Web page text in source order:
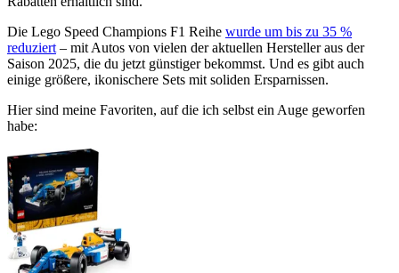
Die Lego Speed Champions F1 Reihe wurde um bis zu 35 %
reduziert – mit Autos von vielen der aktuellen Hersteller aus der
Saison 2025, die du jetzt günstiger bekommst. Und es gibt auch
einige größere, ikonischere Sets mit soliden Ersparnissen.
Hier sind meine Favoriten, auf die ich selbst ein Auge geworfen
habe: